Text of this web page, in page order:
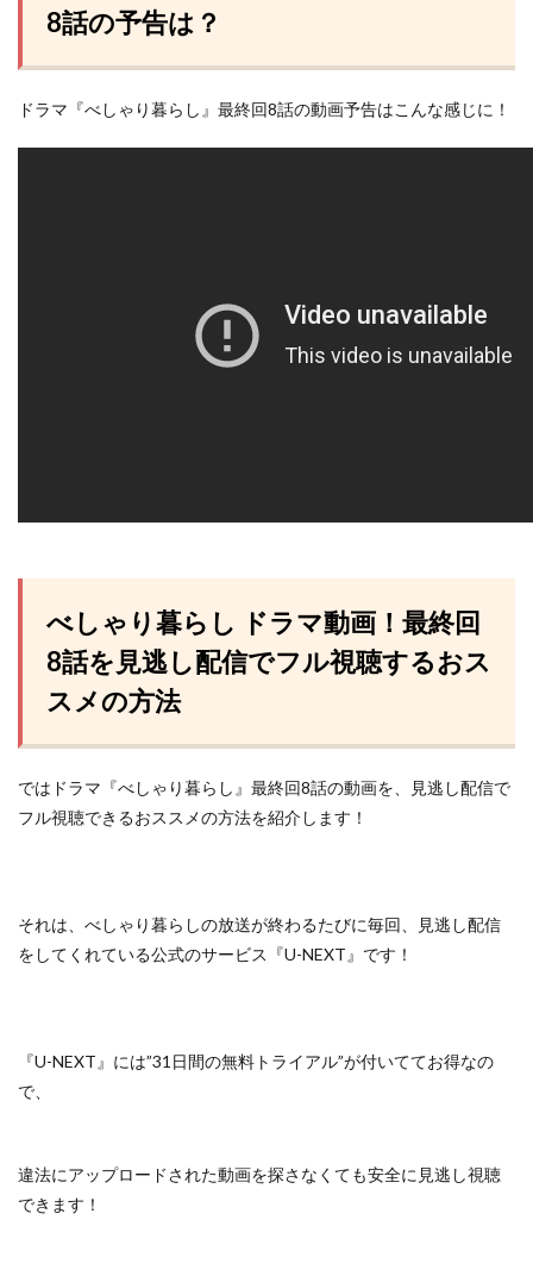
8話の予告は？
ドラマ『べしゃり暮らし』最終回8話の動画予告はこんな感じに！
べしゃり暮らし ドラマ動画！最終回
8話を見逃し配信でフル視聴するおス
スメの方法
ではドラマ『べしゃり暮らし』最終回8話の動画を、見逃し配信で
フル視聴できるおススメの方法を紹介します！
それは、べしゃり暮らしの放送が終わるたびに毎回、見逃し配信
をしてくれている公式のサービス『U-NEXT』 です！
『U-NEXT』には”31日間の無料トライアル”が付いててお得なの
で、
違法にアップロードされた動画を探さなくても安全に見逃し視聴
できます！